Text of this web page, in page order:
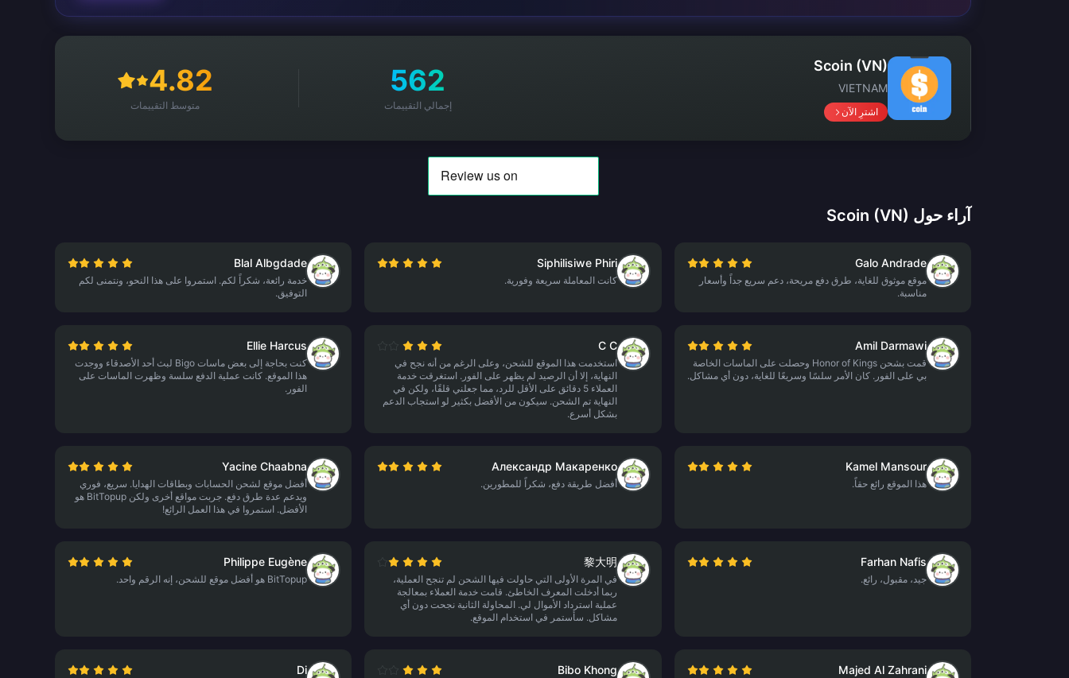
Scoin (VN)
VIETNAM
اشترِ الآن
562
إجمالي التقييمات
4.82
متوسط التقييمات
آراء حول Scoin (VN)
Galo Andrade
موقع موثوق للغاية، طرق دفع مريحة، دعم سريع جداً وأسعار
مناسبة.
Siphilisiwe Phiri
كانت المعاملة سريعة وفورية.
Blal Albgdade
خدمة رائعة، شكراً لكم. استمروا على هذا النحو، ونتمنى لكم
التوفيق.
Amil Darmawi
قمت بشحن Honor of Kings وحصلت على الماسات الخاصة
بي على الفور. كان الأمر سلسًا وسريعًا للغاية، دون أي مشاكل.
C C
استخدمت هذا الموقع للشحن، وعلى الرغم من أنه نجح في
النهاية، إلا أن الرصيد لم يظهر على الفور. استغرقت خدمة
العملاء 5 دقائق على الأقل للرد، مما جعلني قلقًا، ولكن في
النهاية تم الشحن. سيكون من الأفضل بكثير لو استجاب الدعم
بشكل أسرع.
Ellie Harcus
كنت بحاجة إلى بعض ماسات Bigo لبث أحد الأصدقاء ووجدت
هذا الموقع. كانت عملية الدفع سلسة وظهرت الماسات على
الفور.
Kamel Mansour
هذا الموقع رائع حقاً.
Александр Макаренко
أفضل طريقة دفع، شكراً للمطورين.
Yacine Chaabna
أفضل موقع لشحن الحسابات وبطاقات الهدايا. سريع، فوري
ويدعم عدة طرق دفع. جربت مواقع أخرى ولكن BitTopup هو
الأفضل. استمروا في هذا العمل الرائع!
Farhan Nafis
جيد، مقبول، رائع.
黎大明
في المرة الأولى التي حاولت فيها الشحن لم تنجح العملية،
ربما أدخلت المعرف الخاطئ. قامت خدمة العملاء بمعالجة
عملية استرداد الأموال لي. المحاولة الثانية نجحت دون أي
مشاكل. سأستمر في استخدام الموقع.
Philippe Eugène
BitTopup هو أفضل موقع للشحن، إنه الرقم واحد.
Majed Al Zahrani
Bibo Khong
Di